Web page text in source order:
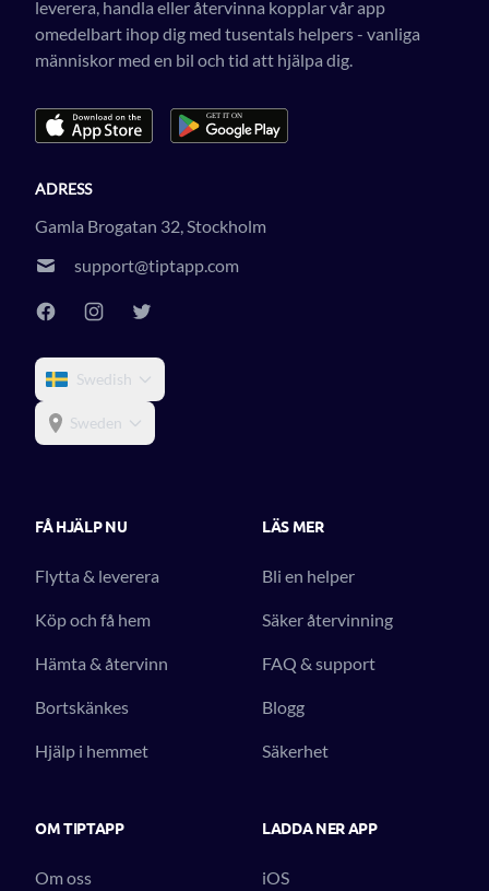
leverera, handla eller återvinna kopplar vår app
omedelbart ihop dig med tusentals helpers - vanliga
människor med en bil och tid att hjälpa dig.
ADRESS
Gamla Brogatan 32, Stockholm
support@tiptapp.com
Swedish
Sweden
FÅ HJÄLP NU
Flytta & leverera
Köp och få hem
Hämta & återvinn
Bortskänkes
Hjälp i hemmet
LÄS MER
Bli en helper
Säker återvinning
FAQ & support
Blogg
Säkerhet
OM TIPTAPP
Om oss
LADDA NER APP
iOS